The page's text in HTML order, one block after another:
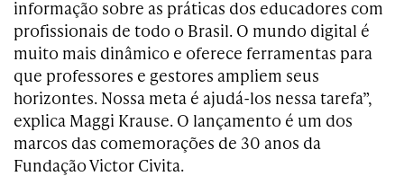
informação sobre as práticas dos educadores com
profissionais de todo o Brasil. O mundo digital é
muito mais dinâmico e oferece ferramentas para
que professores e gestores ampliem seus
horizontes. Nossa meta é ajudá-los nessa tarefa”,
explica Maggi Krause. O lançamento é um dos
marcos das comemorações de 30 anos da
Fundação Victor Civita.